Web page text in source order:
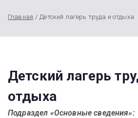
Главная Детский лагерь труда и отдыха
Детский лагерь
отдыха
Подраздел «Основные сведения»: